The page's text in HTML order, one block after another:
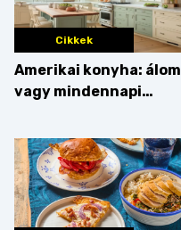
Cikkek
Amerikai konyha: álom
vagy mindennapi
az érveket